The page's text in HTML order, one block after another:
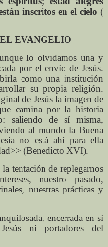
inscritos en el cielo (
EVANGELIO
lo olvidamos una y
por el envío de Jesús.
como una institución
su propia religión.
de Jesús la imagen de
camina por la historia
saliendo de sí misma,
al mundo la Buena
no está ahí para ella
(Benedicto XVI).
tentación de replegarnos
nuestro pasado,
nuestras prácticas y
encerrada en sí
ni portadores del